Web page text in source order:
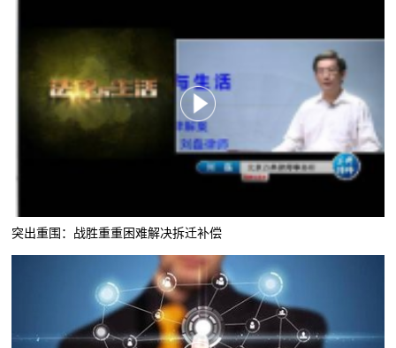
突出重围：战胜重重困难解决拆迁补偿